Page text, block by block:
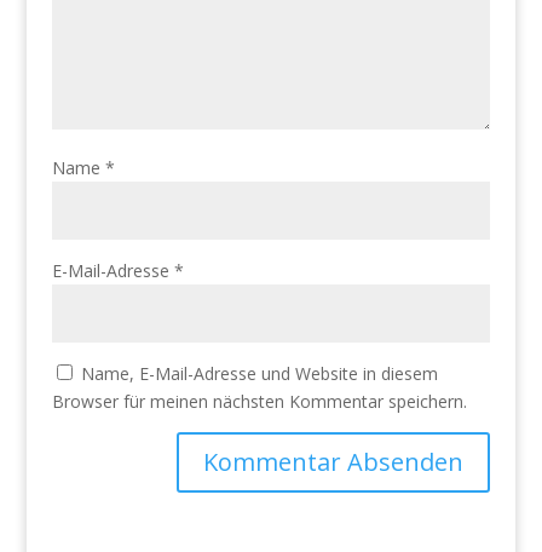
Name *
E-Mail-Adresse *
Name, E-Mail-Adresse und Website in diesem
Browser für meinen nächsten Kommentar speichern.